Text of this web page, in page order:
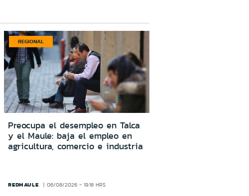
REGIONAL
Preocupa el desempleo en Talca
y el Maule: baja el empleo en
agricultura, comercio e industria
REDMAULE 06/08/2026 - 19:18 HRS